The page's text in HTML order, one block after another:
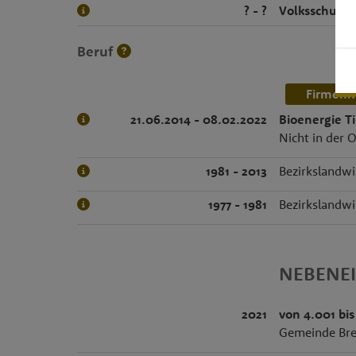
? - ?
Volksschule
Beruf
21.06.2014 - 08.02.2022
Bioenergie
Nicht in der
1981 - 2013
1977 - 1981
2021 von 4.001
Gemeinde